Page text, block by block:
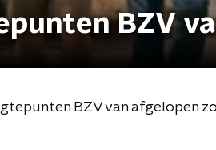
BZV
BZV van afgelopen